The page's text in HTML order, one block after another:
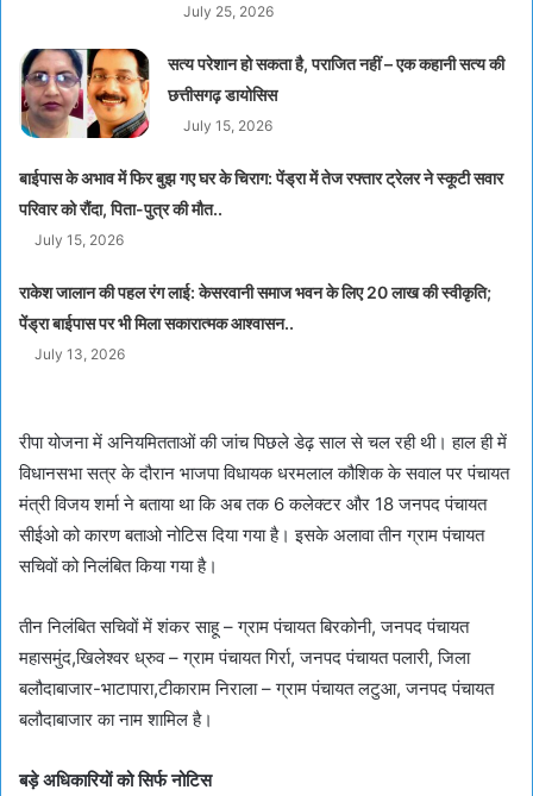
July 25, 2026
सत्य परेशान हो सकता है, पराजित नहीं – एक कहानी सत्य की
छत्तीसगढ़ डायोसिस
July 15, 2026
बाईपास के अभाव में फिर बुझ गए घर के चिराग: पेंड्रा में तेज रफ्तार ट्रेलर ने स्कूटी सवार
परिवार को रौंदा, पिता-पुत्र की मौत..
July 15, 2026
राकेश जालान की पहल रंग लाई: केसरवानी समाज भवन के लिए 20 लाख की स्वीकृति;
पेंड्रा बाईपास पर भी मिला सकारात्मक आश्वासन..
July 13, 2026
रीपा योजना में अनियमितताओं की जांच पिछले डेढ़ साल से चल रही थी। हाल ही में
विधानसभा सत्र के दौरान भाजपा विधायक धरमलाल कौशिक के सवाल पर पंचायत
मंत्री विजय शर्मा ने बताया था कि अब तक 6 कलेक्टर और 18 जनपद पंचायत
सीईओ को कारण बताओ नोटिस दिया गया है। इसके अलावा तीन ग्राम पंचायत
सचिवों को निलंबित किया गया है।
तीन निलंबित सचिवों में शंकर साहू – ग्राम पंचायत बिरकोनी, जनपद पंचायत
महासमुंद,खिलेश्वर ध्रुव – ग्राम पंचायत गिर्रा, जनपद पंचायत पलारी, जिला
बलौदाबाजार-भाटापारा,टीकाराम निराला – ग्राम पंचायत लटुआ, जनपद पंचायत
बलौदाबाजार का नाम शामिल है।
बड़े अधिकारियों को सिर्फ नोटिस